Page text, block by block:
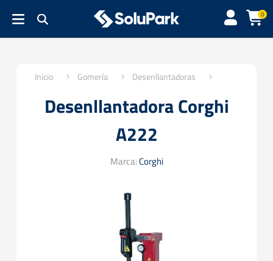
0
Inicio Gomería Desenllantadoras
Desenllantadora Corghi
A222
Marca:Corghi